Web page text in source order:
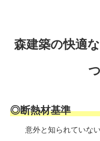
森建築の快適
◎断熱材基準
意外と知られていな